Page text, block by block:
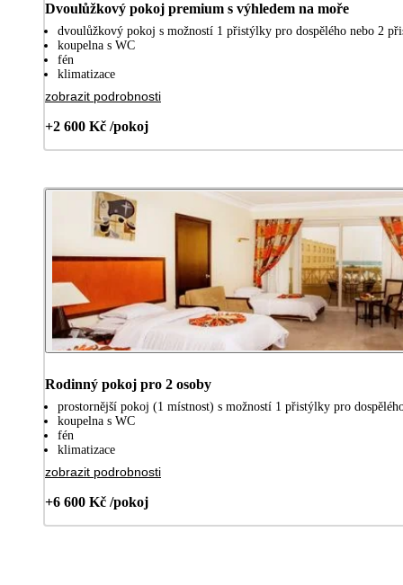
Dvoulůžkový pokoj premium s výhledem na moře
dvoulůžkový pokoj s možností 1 přistýlky pro dospělého nebo 2
koupelna s WC
fén
klimatizace
zobrazit podrobnosti
+2 600 Kč /pokoj
Rodinný pokoj pro 2 osoby
prostornější pokoj (1 místnost) s možností 1 přistýlky pro
koupelna s WC
fén
klimatizace
zobrazit podrobnosti
+6 600 Kč /pokoj